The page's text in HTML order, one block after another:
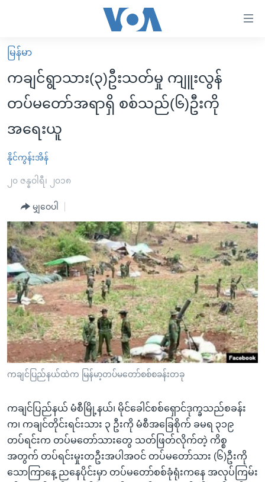
လွယ်ကူ
စေ
သည့်
များ
ပင်မ
အကြောင်းအရာ
သို့
ကျော်
ကြည့်
ရန်
ပင်မ
အ
ညွန်း
စာမျက်နှာ
သို့
ကျော်
ကြည့်
ရန်
ရှာဖွေ
နေရာ
သို့
ကျော်
ရန်
မူလစာမျက်နှာ
မြန်မာ
ကမ္ဘာ့သတင်းများ
နိုင်ငံတကာ
အစ္စရေး-ပါလက်စတိုင်း
ဗွီဒီယို
အင်္ဂလိပ်စာလေ့လာမယ်
အမေရိကန်သုံးအီဒီယံ
မကြေးမုံရဲ့ အင်္ဂလိပ်စာ
ရုပ်ရှင်ထဲက အင်္ဂလိပ်စာ
သုတပဒေသာ အင်္ဂလိပ်စာ
အပတ်စဉ်ကဏ္ဍများ
ရေဒီယို
တီဗွီ
ရေဒီယိုနှင့်ရုပ်သံ အချက်အလက်များ
ရေဒီယို/တီဗွီအစီအစဉ်
Learning English
ဗွီအိုအေ လူမှုကွန်ယက်များ
ဘာသာစကားများ
မြန်မာ
ကချင်ရွာသား(၃)ဦးသတ်မှု ကျူးလွန်
တပ်မတော်အရာရှိ စစ်သည်(၆)ဦးကို
အရေးယူ
နိုင်ကွန်းအိန်
၂၀ ဇန္နဝါရီ၊ ၂၀၁၈
မျှဝေပါ
ကချင်ပြည်နယ်ထဲက မြန်မာ့တပ်မတော်စစ်စခန်းတခု
ကချင်ပြည်နယ် မံစီမြို့နယ်၊ မိုင်ခေါင်စစ်ရှောင်ဒုက္ခသည်စခန်း
က၊ ကချင်တိုင်းရင်းသား ၃ ဦးကို မံစီအခြေစိုက် ခမရ ၃၁၉
တပ်ရင်းက တပ်မတော်သားတွေ သတ်ဖြတ်လိုက်တဲ့ ကိစ္စ
အတွက် တပ်ရင်းမှုးတဦးအပါအဝင် တပ်မတော်သား (၆)ဦးကို
သောကြာနေ့ ညနေပိုင်းမှာ တပ်မတော်စစ်ခုံရုံးကနေ အလုပ်ကြမ်း